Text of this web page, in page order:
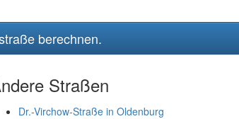
berechnen.
Straßen
Dr.-Virchow-Straße in Oldenburg